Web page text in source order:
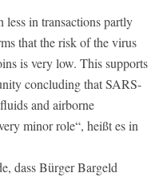
less in transactions partly
that the risk of the virus
is very low. This supports
concluding that SARS-
and airborne
minor role“, heißt es in
dass Bürger Bargeld